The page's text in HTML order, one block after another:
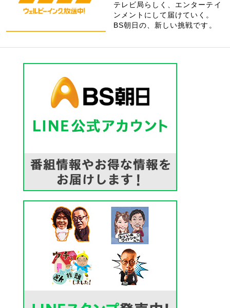
テレビ局らしく、エンターテイ
ンメントにして届けていく。
BS朝日の、新しい挑戦です。